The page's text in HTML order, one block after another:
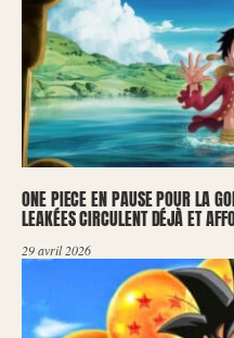
ONE PIECE EN PAUSE POUR LA
LEAKÉES CIRCULENT DÉJÀ ET
29 avril 2026